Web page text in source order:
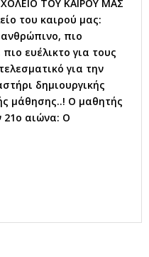
ΤΟΥ ΚΑΙΡΟΥ ΜΑΣ
του καιρού μας:
πιο
ευέλικτο για τους
για την
δημιουργικής
μάθησης..! Ο μαθητής
21ο αιώνα: Ο